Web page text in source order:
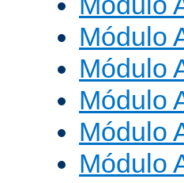
Módulo
Módulo
Módulo
Módulo
Módulo